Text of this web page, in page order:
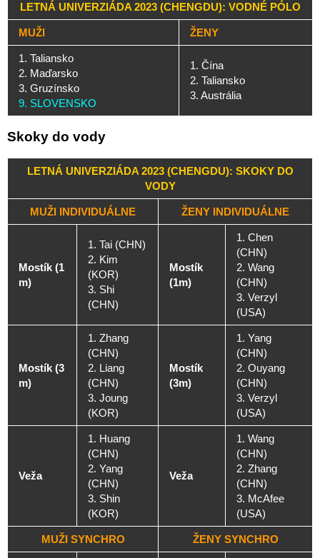
LETNÁ UNIVERZIÁDA 2023 (CHENGDU): VODNÉ PÓLO
MUŽI ŽENY
1. Taliansko
2. Maďarsko
3. Gruzínsko
9. SLOVENSKO
1. Čína
2. Taliansko
3. Austrália
Skoky do vody
LETNÁ UNIVERZIÁDA 2023 (CHENGDU): SKOKY DO
VODY
MUŽI INDIVIDUÁLNE ŽENY INDIVIDUÁLNE
Mostík (1
m)
1. Tai (CHN)
2. Kim
(KOR)
3. Shi
(CHN)
Mostík
(1m)
1. Chen
(CHN)
2. Wang
(CHN)
3. Verzyl
(USA)
Mostík (3
m)
1. Zhang
(CHN)
2. Liang
(CHN)
3. Joung
(KOR)
Mostík
(3m)
1. Yang
(CHN)
2. Ouyang
(CHN)
3. Verzyl
(USA)
Veža
1. Huang
(CHN)
2. Yang
(CHN)
3. Shin
(KOR)
Veža
1. Wang
(CHN)
2. Zhang
(CHN)
3. McAfee
(USA)
MUŽI SYNCHRO ŽENY SYNCHRO